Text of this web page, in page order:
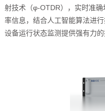
射技术（φ-OTDR），实时准
率信息，结合人工智能算法进
设备运行状态监测提供强有力的